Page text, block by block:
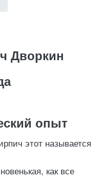
Дворкин
опыт
этот называется
как все